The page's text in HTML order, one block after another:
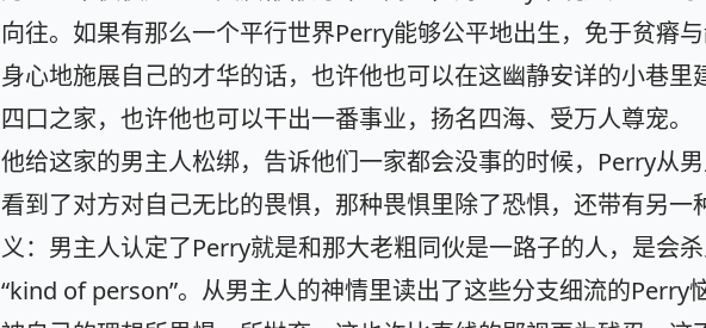
向往。如果有那么一个平行世界Perry能够公平地出生，免于贫瘠
身心地施展自己的才华的话，也许他也可以在这幽静安详的小巷里
四口之家，也许他也可以干出一番事业，扬名四海、受万人尊宠。
他给这家的男主人松绑，告诉他们一家都会没事的时候，Perry从
看到了对方对自己无比的畏惧，那种畏惧里除了恐惧，还带有另一
义：男主人认定了Perry就是和那大老粗同伙是一路子的人，是会
“kind of person”。从男主人的神情里读出了这些分支细流的Perry